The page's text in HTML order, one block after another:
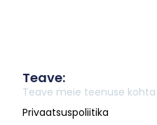
Teave:
Teave meie teenuse kohta
Privaatsuspoliitika